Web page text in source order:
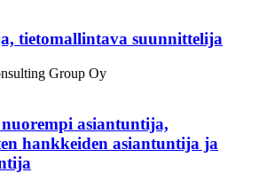
tietomallintava suunnittelija
Group Oy
asiantuntija,
hankkeiden asiantuntija ja